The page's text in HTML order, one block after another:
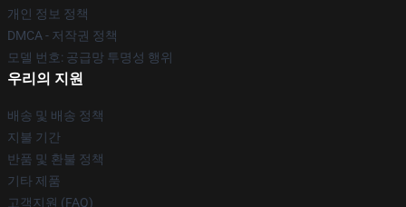
개인 정보 정책
DMCA - 저작권 정책
모델 번호: 공급망 투명성 행위
우리의 지원
배송 및 배송 정책
지불 기간
반품 및 환불 정책
기타 제품
고객지원 (FAQ)